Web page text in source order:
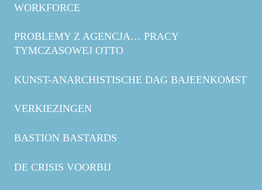
WORKFORCE
PROBLEMY Z AGENCJA… PRACY
TYMCZASOWEJ OTTO
KUNST-ANARCHISTISCHE DAG BAJEENKOMST
VERKIEZINGEN
BASTION BASTARDS
DE CRISIS VOORBIJ